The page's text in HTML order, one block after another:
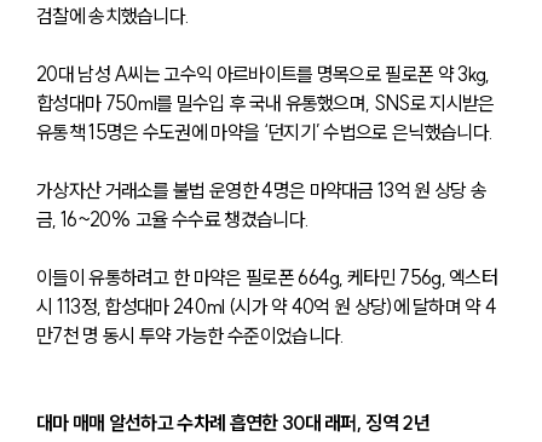
검찰에 송치했습니다.
20대 남성 A씨는 고수익 아르바이트를 명목으로 필로폰 약 3kg,
합성대마 750ml를 밀수입 후 국내 유통했으며, SNS로 지시받은
유통책 15명은 수도권에 마약을 ‘던지기’ 수법으로 은닉했습니다.
가상자산 거래소를 불법 운영한 4명은 마약대금 13억 원 상당 송
금, 16~20% 고율 수수료 챙겼습니다.
이들이 유통하려고 한 마약은 필로폰 664g, 케타민 756g, 엑스터
시 113정, 합성대마 240ml (시가 약 40억 원 상당)에 달하며 약 4
만7천 명 동시 투약 가능한 수준이었습니다.
대마 매매 알선하고 수차례 흡연한 30대 래퍼, 징역 2년